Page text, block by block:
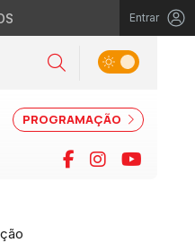
Entrar
Pesquisar
Alternar tema
PROGRAMAÇÃO
Facebook
Instagram